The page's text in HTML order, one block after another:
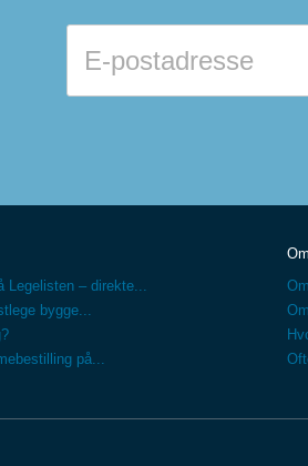
Legelisten – direkte...
bygge...
på...